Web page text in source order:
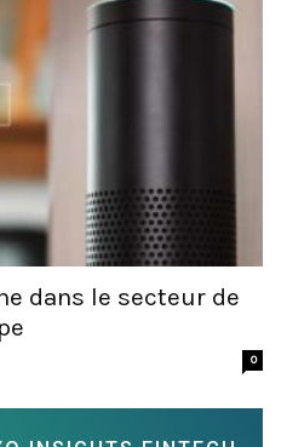
dans le secteur de
0